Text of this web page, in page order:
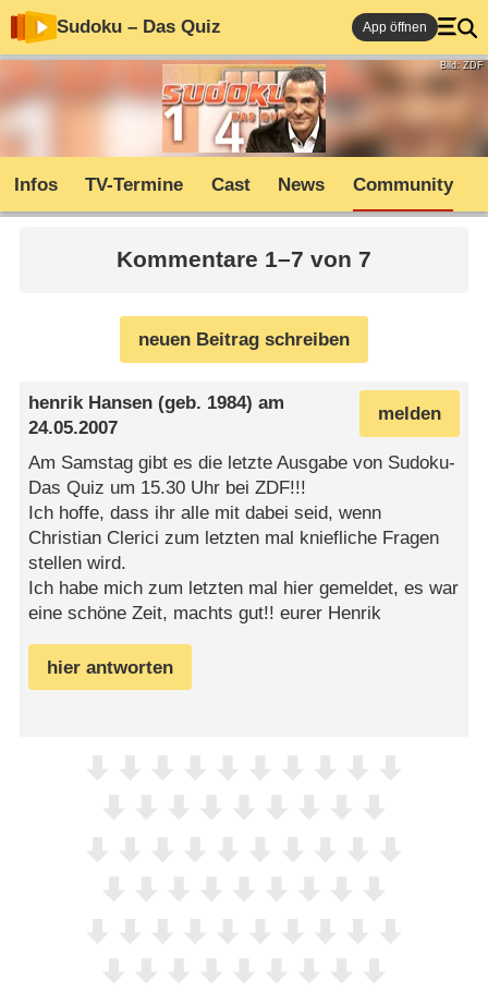
Sudoku – Das Quiz App öffnen
Bild: ZDF
Infos TV-Termine Cast News Community
Kommentare 1–7 von 7
neuen Beitrag schreiben
melden
henrik Hansen (geb. 1984) am
24.05.2007
Am Samstag gibt es die letzte Ausgabe von Sudoku-
Das Quiz um 15.30 Uhr bei ZDF!!!
Ich hoffe, dass ihr alle mit dabei seid, wenn
Christian Clerici zum letzten mal kniefliche Fragen
stellen wird.
Ich habe mich zum letzten mal hier gemeldet, es war
eine schöne Zeit, machts gut!! eurer Henrik
hier antworten